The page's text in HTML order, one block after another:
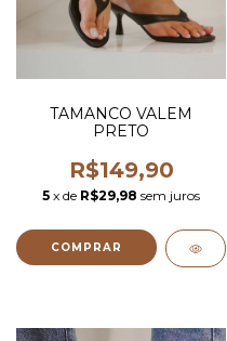
TAMANCO VALEM
PRETO
R$149,90
5 x de R$29,98 sem juros
COMPRAR